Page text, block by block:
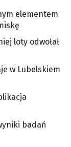
elementem
loty odwołał
w Lubelskiem
badań